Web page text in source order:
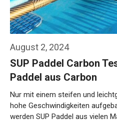
August 2, 2024
SUP Paddel Carbon
Paddel aus Carbon
Nur mit einem steifen und
hohe Geschwindigkeiten
werden SUP Paddel aus vielen